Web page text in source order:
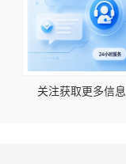
关注获取更多信息